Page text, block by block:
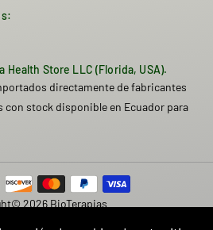
Health Store LLC (Florida, USA).
directamente de fabricantes
con stock disponible en Ecuador para
2026 BioTerapias